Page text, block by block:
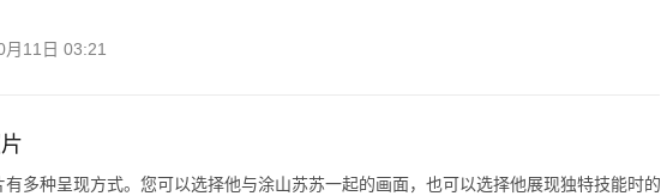
月11日 03:21
有多种呈现方式。您可以选择他与涂山苏苏一起的画面，也可以选择他展现独特技能时的